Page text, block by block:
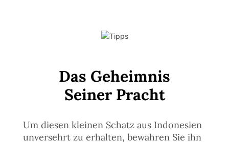
Das Geheimnis
Seiner Pracht
Um diesen kleinen Schatz aus Indonesien
unversehrt zu erhalten, bewahren Sie ihn